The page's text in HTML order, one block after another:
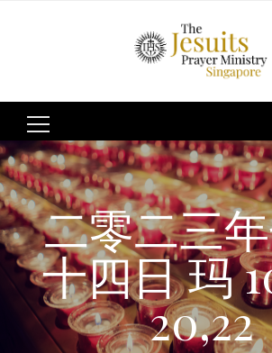
Search
for:
二零二三
十四日 玛
20,22